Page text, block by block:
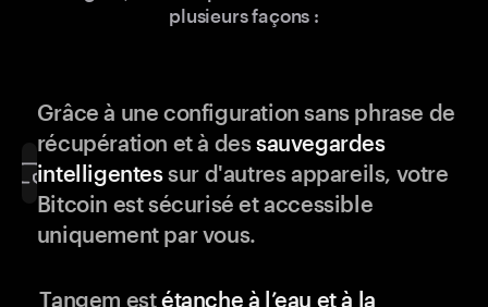
plusieurs façons :
Grâce à une configuration sans phrase de
récupération et à dessauvegardes
intelligentessur d'autres appareils, votre
Bitcoin est sécurisé et accessible
uniquement par vous.
Tangem estétanche à l’eau et à la